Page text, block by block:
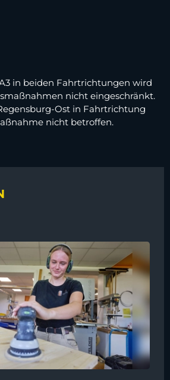
in beiden Fahrtrichtungen wird
nicht eingeschränkt.
Ost in Fahrtrichtung
nicht betroffen.